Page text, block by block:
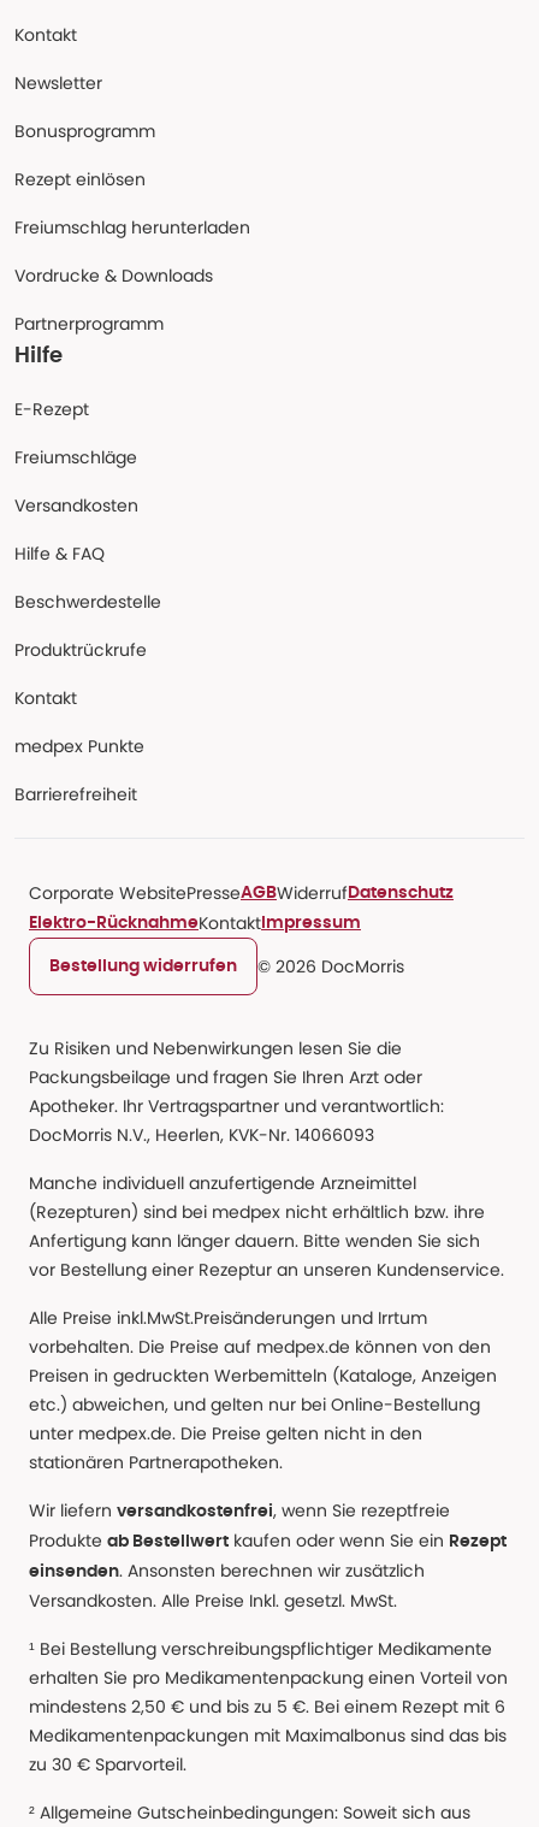
Kontakt
Newsletter
Bonusprogramm
Rezept einlösen
Freiumschlag herunterladen
Vordrucke & Downloads
Partnerprogramm
Hilfe
E-Rezept
Freiumschläge
Versandkosten
Hilfe & FAQ
Beschwerdestelle
Produktrückrufe
Kontakt
medpex Punkte
Barrierefreiheit
Corporate WebsitePresseAGBWiderruf Datenschutz
Elektro-RücknahmeKontakt Impressum
Bestellung widerrufen © 2026 DocMorris
Zu Risiken und Nebenwirkungen lesen Sie die
Packungsbeilage und fragen Sie Ihren Arzt oder
Apotheker. Ihr Vertragspartner und verantwortlich:
DocMorris N.V., Heerlen, KVK-Nr. 14066093
Manche individuell anzufertigende Arzneimittel
(Rezepturen) sind bei medpex nicht erhältlich bzw. ihre
Anfertigung kann länger dauern. Bitte wenden Sie sich
vor Bestellung einer Rezeptur an unseren Kundenservice.
Alle Preise inkl.MwSt.Preisänderungen und Irrtum
vorbehalten. Die Preise auf medpex.de können von den
Preisen in gedruckten Werbemitteln (Kataloge, Anzeigen
etc.) abweichen, und gelten nur bei Online-Bestellung
unter medpex.de. Die Preise gelten nicht in den
stationären Partnerapotheken.
Wir liefern versandkostenfrei, wenn Sie rezeptfreie
Produkte ab Bestellwert kaufen oder wenn Sie ein Rezept
einsenden. Ansonsten berechnen wir zusätzlich
Versandkosten. Alle Preise Inkl. gesetzl. MwSt.
¹ Bei Bestellung verschreibungspflichtiger Medikamente
erhalten Sie pro Medikamentenpackung einen Vorteil von
mindestens 2,50 € und bis zu 5 €. Bei einem Rezept mit 6
Medikamentenpackungen mit Maximalbonus sind das bis
zu 30 € Sparvorteil.
² Allgemeine Gutscheinbedingungen: Soweit sich aus